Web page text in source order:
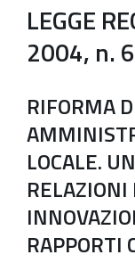
LEGGE
2004, n. 6
RIFORMA
LOCALE.
RAPPORTI